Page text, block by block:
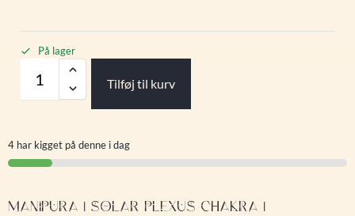
På lager
Tilføj til kurv
4 har kigget på denne i dag
MANIPURA | SOLAR PLEXUS CHAKRA |